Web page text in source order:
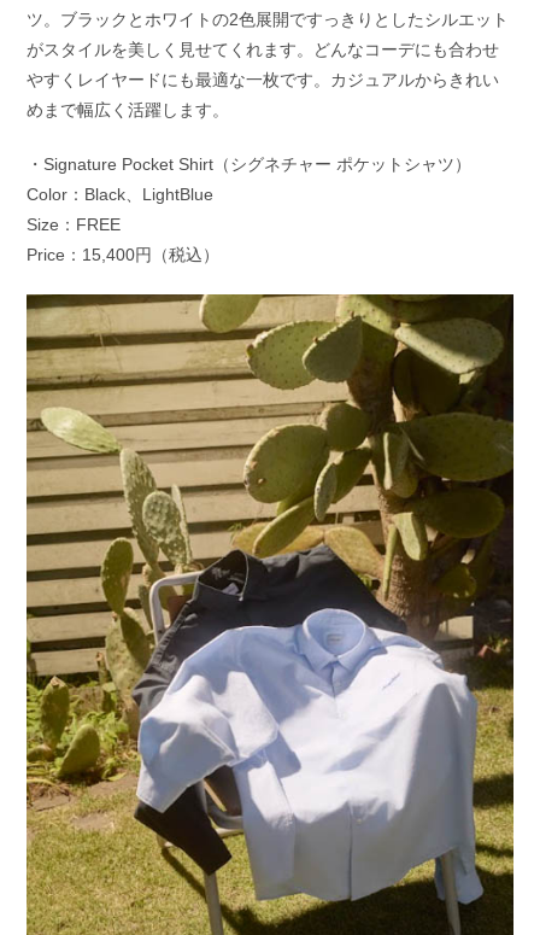
ツ。ブラックとホワイトの2色展開ですっきりとしたシルエット
がスタイルを美しく見せてくれます。どんなコーデにも合わせ
やすくレイヤードにも最適な一枚です。カジュアルからきれい
めまで幅広く活躍します。
・Signature Pocket Shirt（シグネチャー ポケットシャツ）
Color：Black、LightBlue
Size：FREE
Price：15,400円（税込）